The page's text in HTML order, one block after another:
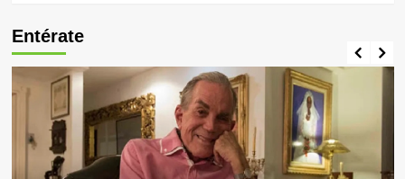
Entérate